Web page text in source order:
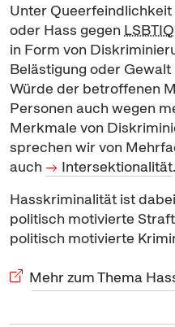
Unter Queerfeindlichkeit
oder Hass gegen LSBTIQ
in Form von
Belästigung oder
Würde der betroffenen
Personen auch wegen
Merkmale von
sprechen wir von
auch
Intersektionalität.
Hasskriminalität ist
politisch motivierte
politisch motivierte
Mehr zum Thema